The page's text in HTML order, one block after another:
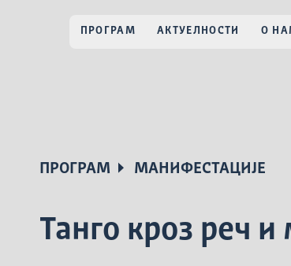
ПРОГРАМ АКТУЕЛНОСТИ О
ПРОГРАМ МАНИФЕСТАЦИЈЕ
Танго кроз реч и